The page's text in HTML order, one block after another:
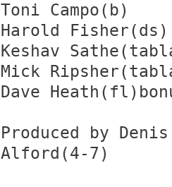
Toni Campo(b)
Harold Fisher(ds)
Keshav
Mick
Dave
Produced by
Alford(4-7)